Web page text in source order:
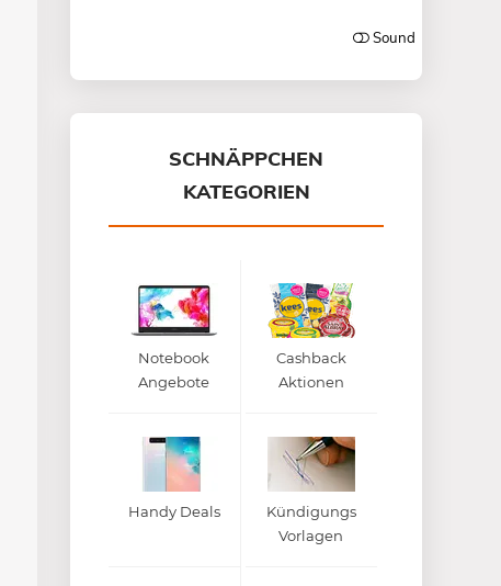
SCHNÄPPCHEN
KATEGORIEN
Notebook
Angebote
Cashback
Aktionen
Handy Deals
Kündigungs
Vorlagen